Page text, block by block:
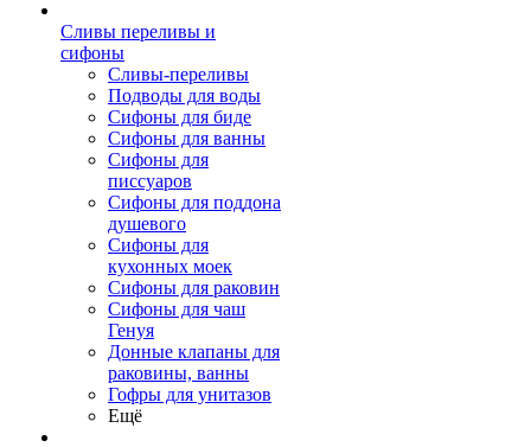
Сливы переливы и
сифоны
Сливы-переливы
Подводы для воды
Сифоны для биде
Сифоны для ванны
Сифоны для
писсуаров
Сифоны для поддона
душевого
Сифоны для
кухонных моек
Сифоны для раковин
Сифоны для чаш
Генуя
Донные клапаны для
раковины, ванны
Гофры для унитазов
Ещё